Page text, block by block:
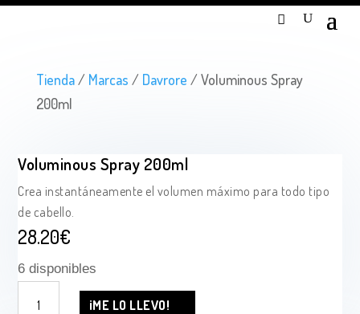
Tienda/ Marcas / Davrore / Voluminous Spray
200ml
Voluminous Spray 200ml
Crea instantáneamente el volumen máximo para todo tipo
de cabello.
28.20€
6 disponibles
Voluminous
¡ME LO LLEVO!